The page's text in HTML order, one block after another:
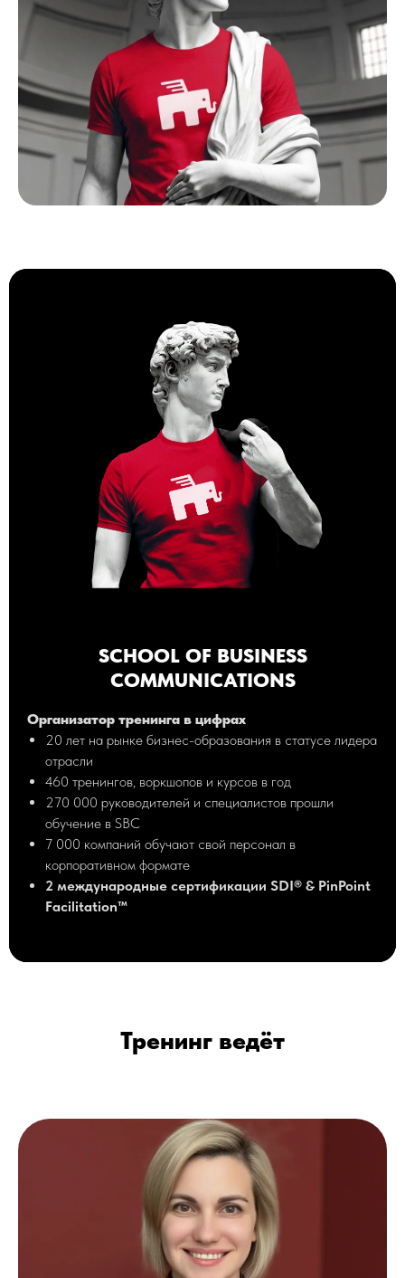
SCHOOL OF BUSINESS
COMMUNICATIONS
Организатор тренинга в цифрах
20 лет на рынке бизнес-образования в статусе лидера
отрасли
460 тренингов, воркшопов и курсов в год
270 000 руководителей и специалистов прошли
обучение в SBC
7 000 компаний обучают свой персонал в
корпоративном формате
2 международные сертификации SDI® & PinPoint
Facilitation™
Тренинг ведёт